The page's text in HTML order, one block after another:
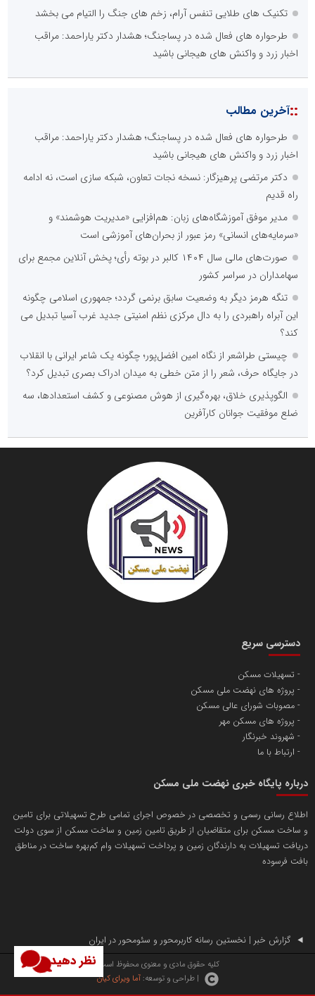
نظر دهید
تکنیک های طلایی تنفس آرام، زخم های جنگ را التیام می بخشد
طرحواره های فعال شده در پساجنگ؛ هشدار دکتر یاراحمد: مراقب
اخبار زرد و واکنش های هیجانی باشید
::آخرین مطالب
طرحواره های فعال شده در پساجنگ؛ هشدار دکتر یاراحمد: مراقب
اخبار زرد و واکنش های هیجانی باشید
دکتر مرتضی پرهیزگار: نسخه نجات تعاون، شبکه سازی است، نه ادامه
راه قدیم
مدیر موفق آموزشگاه‌های زبان: هم‌افزایی «مدیریت هوشمند» و
«سرمایه‌های انسانی» رمز عبور از بحران‌های آموزشی است
صورت‌های مالی سال ۱۴۰۴ کالبر در بوته رأی؛ پخش آنلاین مجمع برای
سهامداران در سراسر کشور
تنگه هرمز دیگر به وضعیت سابق برنمی گردد؛ جمهوری اسلامی چگونه
این آبراه راهبردی را به دال مرکزی نظم امنیتی جدید غرب آسیا تبدیل می
کند؟
چیستی طراشعر از نگاه امین افضل‌پور؛ چگونه یک شاعر ایرانی با انقلاب
در جایگاه حرف، شعر را از متن خطی به میدان ادراک بصری تبدیل کرد؟
الگوپذیری خلاق، بهره‌گیری از هوش مصنوعی و کشف استعدادها، سه
ضلع موفقیت جوانان کارآفرین
دسترسی سریع
تسهیلات مسکن
پروژه های نهضت ملی مسکن
مصوبات شورای عالی مسکن
پروژه های مسکن مهر
شهروند خبرنگار
ارتباط با ما
درباره پایگاه خبری نهضت ملی مسکن
اطلاع رسانی رسمی و تخصصی در خصوص اجرای تمامی طرح تسهیلاتی برای تامین
و ساخت مسکن برای متقاضیان از طریق تامین زمین و ساخت مسکن از سوی دولت
دریافت تسهیلات به دارندگان زمین و پرداخت تسهیلات وام کم‌بهره ساخت در مناطق
بافت فرسوده
گزارش خبر | نخستین رسانه کاربرمحور و سئومحور در ایران
کلیه حقوق مادی و معنوی محفوظ است.
| طراحی و توسعه: آما ویرای کیان